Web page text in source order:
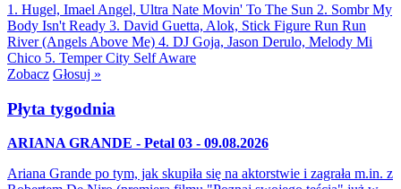
1. Hugel, Imael Angel, Ultra Nate Movin' To The Sun 2. Sombr My
Body Isn't Ready 3. David Guetta, Alok, Stick Figure Run Run
River (Angels Above Me) 4. DJ Goja, Jason Derulo, Melody Mi
Chico 5. Temper City Self Aware
Zobacz Głosuj »
Płyta tygodnia
ARIANA GRANDE - Petal 03 - 09.08.2026
Ariana Grande po tym, jak skupiła się na aktorstwie i zagrała m.in. z